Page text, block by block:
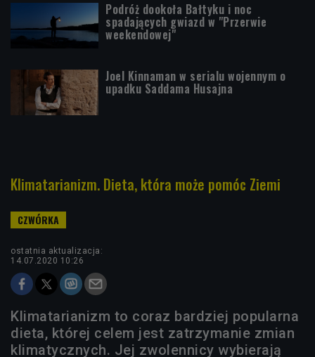
Podróż dookoła Bałtyku i noc
spadających gwiazd w "Przerwie
weekendowej"
Joel Kinnaman w serialu wojennym o
upadku Saddama Husajna
Klimatarianizm. Dieta, która może pomóc Ziemi
ostatnia aktualizacja:
14.07.2020 10:26
Klimatarianizm to coraz bardziej popularna
dieta, której celem jest zatrzymanie zmian
klimatycznych. Jej zwolennicy wybierają